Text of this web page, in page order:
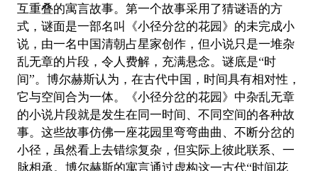
互重叠的寓言故事。第一个故事采用了猜谜语的方
式，谜面是一部名叫《小径分岔的花园》的未完成小
说，由一名中国清朝占星家创作，但小说只是一堆杂
乱无章的片段，令人费解，充满悬念。谜底是“时
间”。博尔赫斯认为，在古代中国，时间具有相对性，
它与空间合为一体。《小径分岔的花园》中杂乱无章
的小说片段就是发生在同一时间、不同空间的各种故
事。这些故事仿佛一座花园里弯弯曲曲、不断分岔的
小径，虽然看上去错综复杂，但实际上彼此联系、一
脉相承。博尔赫斯的寓言通过虚构这一古代“时间花